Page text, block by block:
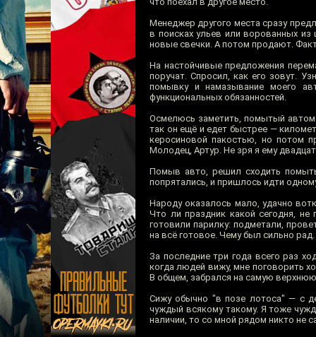
Менеджер другого места сразу
в поисках ульев или ворованных из
новые свечки. А потом продают.
На настойчивые предложения
поручат. Спросил, как его зовут.
помывку и намазывание моего
функциональных обязанностей.
Осмелюсь заметить, помытый
так он ещё и едет быстрее —
керосиновой пакостью, но потом
Молодец, Артур. Не зря я ему
Помыв авто, решил сходить
попрятались, и пришлось идти
Народу оказалось мало, удачно
Что ли праздник какой сегодня, не
готовили парилку: подметали,
на всё готовое. Чему был сильно рад.
За последние три года всего раз
когда людей вижу, мне поговорить
В общем, забрался на самую
Сижу обычно "в позе лотоса" — с
чуждый всякому такому. Я тоже
наличии, то со мной рядом никто не